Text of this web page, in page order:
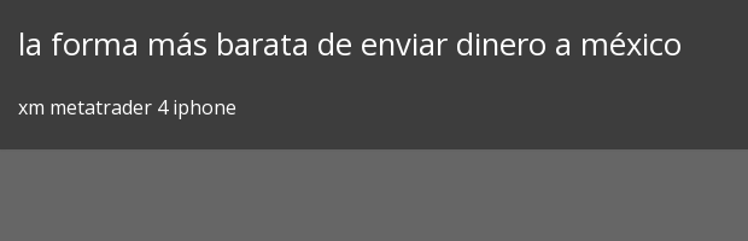
la forma más barata de enviar dinero a méxico
xm metatrader 4 iphone